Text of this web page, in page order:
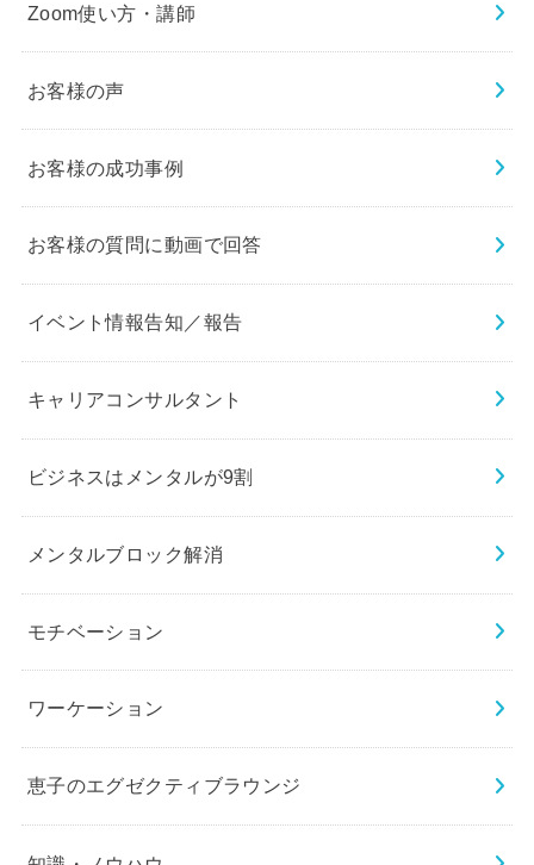
Zoom使い方・講師
お客様の声
お客様の成功事例
お客様の質問に動画で回答
イベント情報告知／報告
キャリアコンサルタント
ビジネスはメンタルが9割
メンタルブロック解消
モチベーション
ワーケーション
恵子のエグゼクティブラウンジ